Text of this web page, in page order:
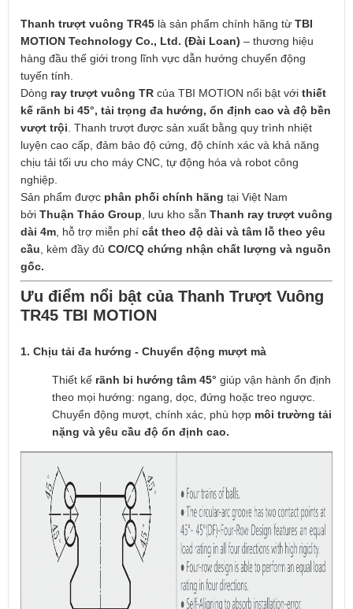
Thanh trượt vuông TR45 là sản phẩm chính hãng từ TBI
MOTION Technology Co., Ltd. (Đài Loan) – thương hiệu
hàng đầu thế giới trong lĩnh vực dẫn hướng chuyển động
tuyến tính.
Dòng ray trượt vuông TR của TBI MOTION nổi bật với thiết
kế rãnh bi 45°, tải trọng đa hướng, ổn định cao và độ bền
vượt trội . Thanh trượt được sản xuất bằng quy trình nhiệt
luyện cao cấp, đảm bảo độ cứng, độ chính xác và khả năng
chịu tải tối ưu cho máy CNC, tự động hóa và robot công
nghiệp.
Sản phẩm được phân phối chính hãng tại Việt Nam
bởi Thuận Thảo Group , lưu kho sẵn Thanh ray trượt vuông
dài 4m , hỗ trợ miễn phí cắt theo độ dài và tâm lỗ theo yêu
cầu , kèm đầy đủ CO/CQ chứng nhận chất lượng và nguồn
gốc.
Ưu điểm nổi bật của Thanh Trượt Vuông
TR45 TBI MOTION
1. Chịu tải đa hướng - Chuyển động mượt mà
Thiết kế rãnh bi hướng tâm 45° giúp vận hành ổn định
theo mọi hướng: ngang, dọc, đứng hoặc treo ngược.
Chuyển động mượt, chính xác, phù hợp môi trường tải
nặng và yêu cầu độ ổn định cao.